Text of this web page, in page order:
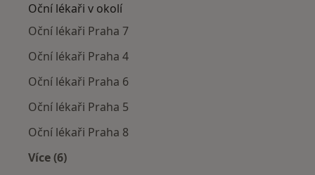
Oční lékaři v okolí
Oční lékaři Praha 7
Oční lékaři Praha 4
Oční lékaři Praha 6
Oční lékaři Praha 5
Oční lékaři Praha 8
Více (6)